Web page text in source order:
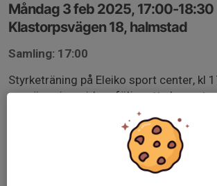
Måndag 3 feb 2025, 17:00-18:30
Klastorpsvägen 18, halmstad
Samling: 17:00
Styrketräning på Eleiko sport center, kl
uppvärmning, vidare följer ett planerat
egna övningarna så kan man köra dessa.